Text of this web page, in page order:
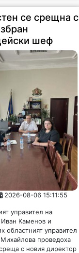
се срещна с
шеф
2026-08-06 15:11:55
управител на
Каменов и
областният управител
проведоха
с новия директор